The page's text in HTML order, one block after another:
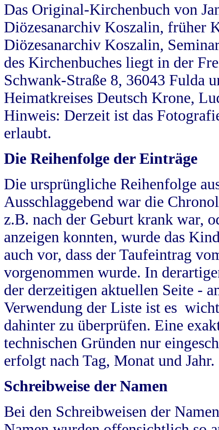
Das Original-Kirchenbuch von
Diözesanarchiv Koszalin, früher
Diözesanarchiv Koszalin,
des Kirchenbuches liegt in der
Schwank-Straße 8, 36043 Fulda
Heimatkreises Deutsch Krone,
Hinweis: Derzeit ist das
erlaubt.
Die Reihenfolge der Einträge
Die ursprüngliche Reihenfolge
Ausschlaggebend war die
z.B. nach der Geburt krank war,
anzeigen konnten, wurde das
auch vor, dass der Taufeintrag
vorgenommen wurde. In
der derzeitigen aktuellen Seite -
Verwendung der Liste ist es
dahinter zu überprüfen. Eine
technischen Gründen nur
erfolgt nach Tag, Monat und Jahr.
Schreibweise der Namen
Bei den Schreibweisen der